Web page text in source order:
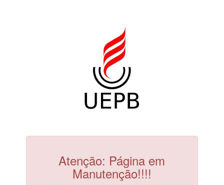
Atenção: Página em
Manutenção!!!!